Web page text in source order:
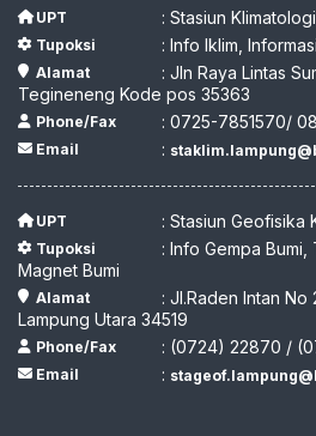
UPT : Stasiun
Tupoksi : Info Iklim,
Alamat
: Jln Raya Lintas
Tegineneng Kode pos 35363
Phone/Fax : 0725-7851570/
Email :
UPT : Stasiun Geofisika
Tupoksi
: Info Gempa Bumi,
Magnet Bumi
Alamat
: Jl.Raden Intan No
Lampung Utara 34519
Phone/Fax : (0724) 22870 /
Email :